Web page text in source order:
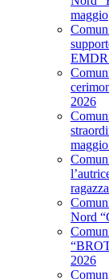
maggio
2026
Nord
2026